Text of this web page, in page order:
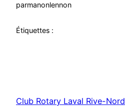
parmanonlennon
Étiquettes :
Club Rotary Laval Rive-Nord